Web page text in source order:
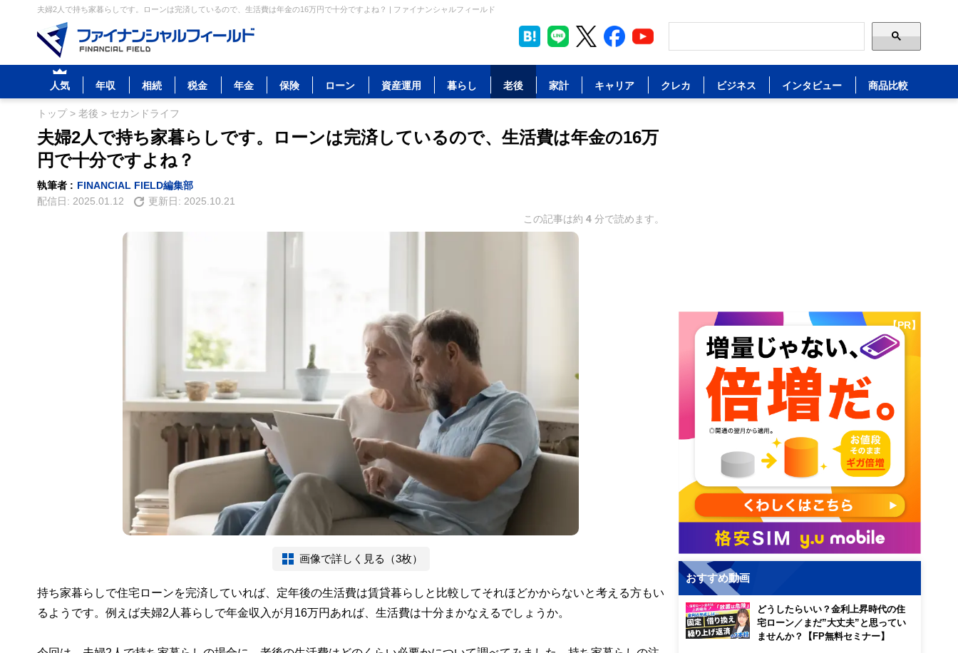
夫婦2人で持ち家暮らしです。ローンは完済しているので、生活費は年金の16万円で十分ですよね？ | ファイナンシャルフィールド
人気 年収 相続 税金 年金 保険 ローン 資産運用 暮らし 老後 家計 キャリア クレカ ビジネス インタビュー 商品比較
トップ> 老後 > セカンドライフ
夫婦2人で持ち家暮らしです。ローンは完済しているので、生活費は年金の16万
円で十分ですよね？
執筆者 : FINANCIAL FIELD編集部
配信日: 2025.01.12 更新日: 2025.10.21
この記事は約 4 分で読めます。
画像で詳しく見る（3枚）
持ち家暮らしで住宅ローンを完済していれば、定年後の生活費は賃貸暮らしと比較してそれほどかからないと考える方もい
るようです。例えば夫婦2人暮らしで年金収入が月16万円あれば、生活費は十分まかなえるでしょうか。
【PR】
おすすめ動画
どうしたらいい？金利上昇時代の住
宅ローン／まだ”大丈夫”と思ってい
ませんか？【FP無料セミナー】